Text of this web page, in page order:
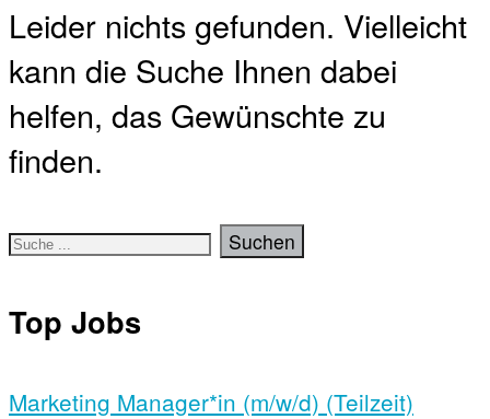
Leider nichts gefunden. Vielleicht
kann die Suche Ihnen dabei
helfen, das Gewünschte zu
finden.
Top Jobs
Marketing Manager*in (m/w/d) (Teilzeit)